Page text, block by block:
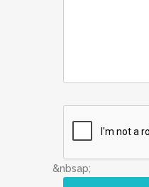
&nbsap;